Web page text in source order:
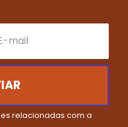
relacionadas com a